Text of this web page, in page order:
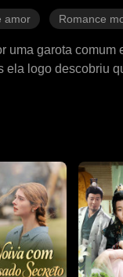
amor Romance
uma garota
logo descobriu